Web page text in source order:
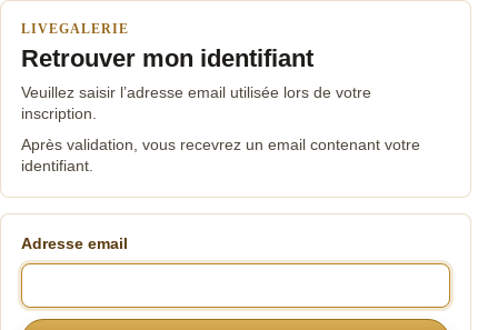
LIVEGALERIE
Retrouver mon identifiant
Veuillez saisir l’adresse email utilisée lors de votre
inscription.
Après validation, vous recevrez un email contenant votre
identifiant.
Adresse email